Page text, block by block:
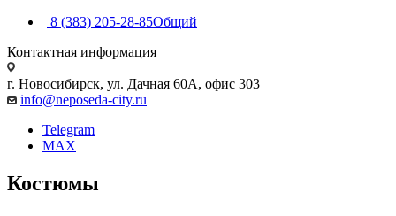
8 (383) 205-28-85Общий
Контактная информация
г. Новосибирск, ул. Дачная 60А, офис 303
info@neposeda-city.ru
Telegram
MAX
Костюмы